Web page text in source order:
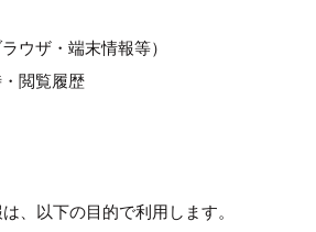
ウザ・端末情報等）
閲覧履歴
、以下の目的で利用します。